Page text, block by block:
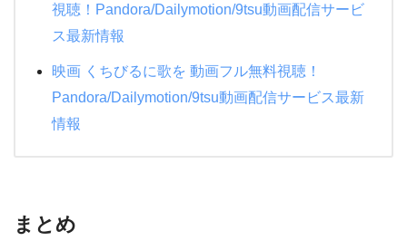
視聴！Pandora/Dailymotion/9tsu動画配信サービ
ス最新情報
映画 くちびるに歌を 動画フル無料視聴！
Pandora/Dailymotion/9tsu動画配信サービス最新
情報
まとめ